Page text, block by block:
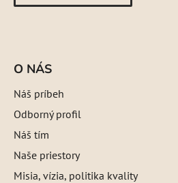
O NÁS
Náš príbeh
Odborný profil
Náš tím
Naše priestory
Misia, vízia, politika kvality